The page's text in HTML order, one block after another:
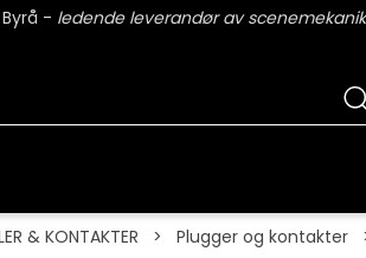
- ledende leverandør av
& KONTAKTER > Plugger og kontakter